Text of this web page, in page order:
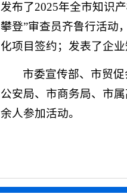
发布了2025年全市知识
攀登”审查员齐鲁行活动
化项目签约；发表了企
市委宣传部、市贸
公安局、市商务局、市
余人参加活动。